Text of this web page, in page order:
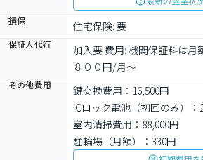
損保
住宅保険: 要
保証人代行
加入要 費用: 機関保証料は月
８００円/月～
その他費用
鍵交換費用：16,500円
ICロック電池（初回のみ）：
室内清掃費用：88,000円
駐輪場（月額）：330円